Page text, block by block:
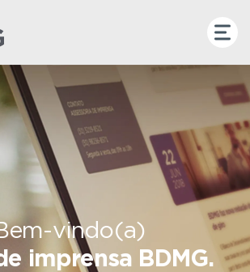
vindo(a)
imprensa BDMG.